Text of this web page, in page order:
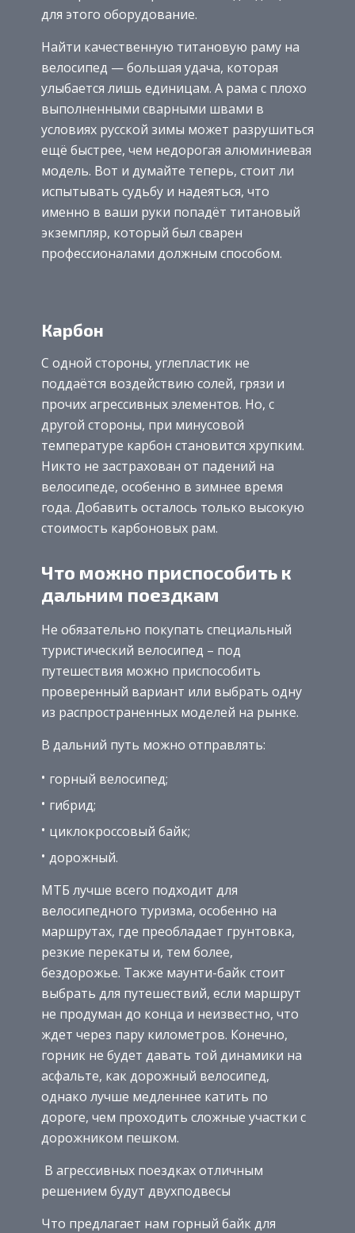
для этого оборудование.
Найти качественную титановую раму на
велосипед — большая удача, которая
улыбается лишь единицам. А рама с плохо
выполненными сварными швами в
условиях русской зимы может разрушиться
ещё быстрее, чем недорогая алюминиевая
модель. Вот и думайте теперь, стоит ли
испытывать судьбу и надеяться, что
именно в ваши руки попадёт титановый
экземпляр, который был сварен
профессионалами должным способом.
Карбон
С одной стороны, углепластик не
поддаётся воздействию солей, грязи и
прочих агрессивных элементов. Но, с
другой стороны, при минусовой
температуре карбон становится хрупким.
Никто не застрахован от падений на
велосипеде, особенно в зимнее время
года. Добавить осталось только высокую
стоимость карбоновых рам.
Что можно приспособить к
дальним поездкам
Не обязательно покупать специальный
туристический велосипед – под
путешествия можно приспособить
проверенный вариант или выбрать одну
из распространенных моделей на рынке.
В дальний путь можно отправлять:
горный велосипед;
гибрид;
циклокроссовый байк;
дорожный.
МТБ лучше всего подходит для
велосипедного туризма, особенно на
маршрутах, где преобладает грунтовка,
резкие перекаты и, тем более,
бездорожье. Также маунти-байк стоит
выбрать для путешествий, если маршрут
не продуман до конца и неизвестно, что
ждет через пару километров. Конечно,
горник не будет давать той динамики на
асфальте, как дорожный велосипед,
однако лучше медленнее катить по
дороге, чем проходить сложные участки с
дорожником пешком.
В агрессивных поездках отличным
решением будут двухподвесы
Что предлагает нам горный байк для